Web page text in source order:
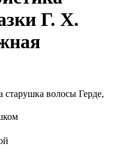
Г. Х.
старушка волосы Герде,